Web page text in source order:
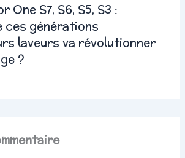
One S7, S6, S5, S3 :
ces générations
laveurs va révolutionner
?